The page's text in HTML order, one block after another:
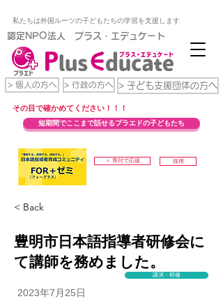
> 個人の方へ
私たちは外国ルーツの子どもたちの学習を支援します
​認定NPO法人 プラス・エデュケート
> 子ども支援団体の方へ
> 行政の方へ
​その目で確かめてください！！！
短期間でここまで話せるプラエドの子どもたち
＞ 寄付で応援 採用
< Back
豊明市日本語指導者研修会に
て講師を務めました。
講演・研修
2023年7月25日